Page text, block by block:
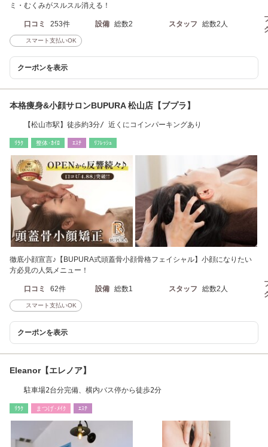
ミ・むくみがスルスル消える！
口コミ 253件 設備 総数2 スタッフ 総数2人
スマート支払いOK
クーポンを表示
本格痩身&小顔サロンBUPURA 松山店【ブプラ】
【松山市駅】徒歩約3分/ 近くにコインパーキングあり
ﾘﾗｸ 整体･ｶｲﾛ ｴｽﾃ ﾘﾌﾚｯｼｭ
徹底小顔宣言♪【BUPURA式頭蓋骨小顔骨格フェイシャル】小顔になりたい
方必見の人気メニュー！
口コミ 62件 設備 総数1 スタッフ 総数2人
スマート支払いOK
クーポンを表示
Eleanor【エレノア】
駐車場2台分完備、横内バス停から徒歩2分
ﾘﾗｸ まつげ･ﾒｲｸ ｴｽﾃ